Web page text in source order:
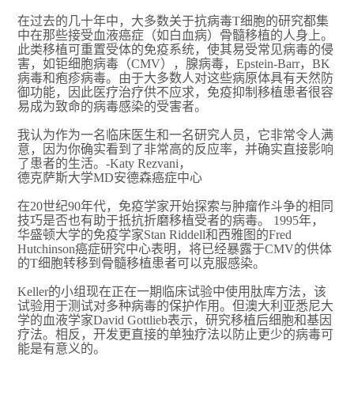
在过去的几十年中，大多数关于抗病毒T细胞的研究都集
中在那些接受血液癌症（如白血病）骨髓移植的人身上。
此类移植可重置受体的免疫系统，使其易受常见病毒的侵
害，如钜细胞病毒（CMV），腺病毒，Epstein-Barr，BK
病毒和疱疹病毒。由于大多数人对这些病原体具有天然防
御功能，因此医疗治疗供不应求，免疫抑制移植患者很容
易成为致命的病毒感染的受害者。
我认为作为一名临床医生和一名研究人员，它非常令人满
意，因为你确实看到了非常高的反应率，并确实直接影响
了患者的生活。-Katy Rezvani，
德克萨斯大学MD安德森癌症中心
在20世纪90年代，免疫学家开始探索与肿瘤作斗争的相同
技巧是否也有助于抵抗折磨移植受者的病毒。 1995年，
华盛顿大学的免疫学家Stan Riddell和西雅图的Fred
Hutchinson癌症研究中心表明，将已经暴露于CMV的供体
的T细胞转移​​到骨髓移植患者可以克服感染。
Keller的小组现在正在一期临床试验中使用肽库方法，该
试验用于测试对多种病毒的保护作用。但澳大利亚悉尼大
学的血液学家David Gottlieb表示，研究移植后细胞和基因
疗法。相反，开发更直接的单独疗法以防止更少的病毒可
能是有意义的。